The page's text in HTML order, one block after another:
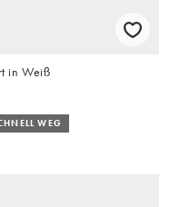
in Weiß
WEG